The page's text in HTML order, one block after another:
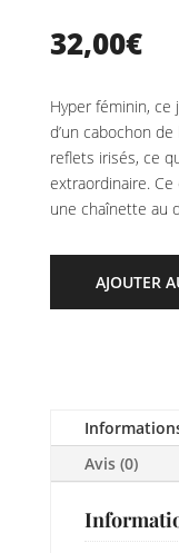
32,00€
Hyper féminin,
d’un cabochon
reflets irisés, ce
extraordinaire.
une chaînette au
AJOUTER
Avis (0)